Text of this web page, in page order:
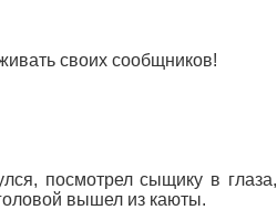
своих сообщников!
посмотрел сыщику в
вышел из каюты.